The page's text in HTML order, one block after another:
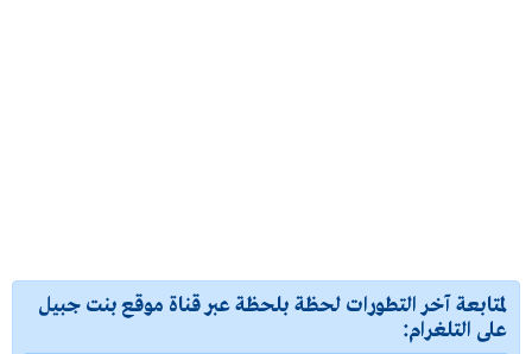
لمتابعة آخر التطورات لحظة بلحظة عبر قناة موقع بنت جبيل
على التلغرام: